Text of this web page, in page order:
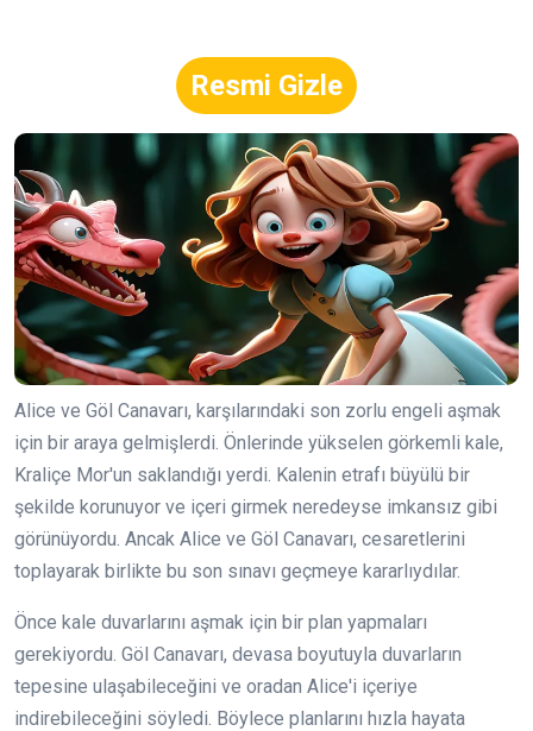
Resmi Gizle
Alice ve Göl Canavarı, karşılarındaki son zorlu engeli aşmak
için bir araya gelmişlerdi. Önlerinde yükselen görkemli kale,
Kraliçe Mor'un saklandığı yerdi. Kalenin etrafı büyülü bir
şekilde korunuyor ve içeri girmek neredeyse imkansız gibi
görünüyordu. Ancak Alice ve Göl Canavarı, cesaretlerini
toplayarak birlikte bu son sınavı geçmeye kararlıydılar.
Önce kale duvarlarını aşmak için bir plan yapmaları
gerekiyordu. Göl Canavarı, devasa boyutuyla duvarların
tepesine ulaşabileceğini ve oradan Alice'i içeriye
indirebileceğini söyledi. Böylece planlarını hızla hayata